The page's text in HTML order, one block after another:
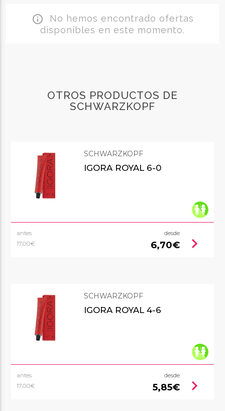
info_outline No hemos encontrado ofertas
disponibles en este momento.
OTROS PRODUCTOS DE
SCHWARZKOPF
SCHWARZKOPF
IGORA ROYAL 6-0
antes
17,00€
desde
6,70€ chevron_right
SCHWARZKOPF
IGORA ROYAL 4-6
antes
17,00€
desde
5,85€ chevron_right